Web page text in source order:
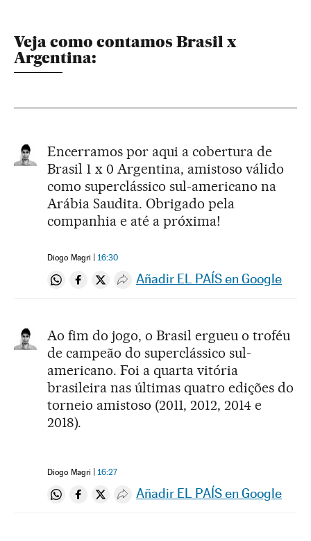
Veja como contamos Brasil x
Argentina:
Encerramos por aqui a cobertura de
Brasil 1 x 0 Argentina, amistoso válido
como superclássico sul-americano na
Arábia Saudita. Obrigado pela
companhia e até a próxima!
Diogo Magri 16:30
Compartir en Whatsapp
Compartir en Facebook
Compartir en Twitter
Desplegar Redes Sociales
Añadir EL PAÍS en Google
Ao fim do jogo, o Brasil ergueu o troféu
de campeão do superclássico sul-
americano. Foi a quarta vitória
brasileira nas últimas quatro edições do
torneio amistoso (2011, 2012, 2014 e
2018).
Diogo Magri 16:27
Compartir en Whatsapp
Compartir en Facebook
Compartir en Twitter
Desplegar Redes Sociales
Añadir EL PAÍS en Google